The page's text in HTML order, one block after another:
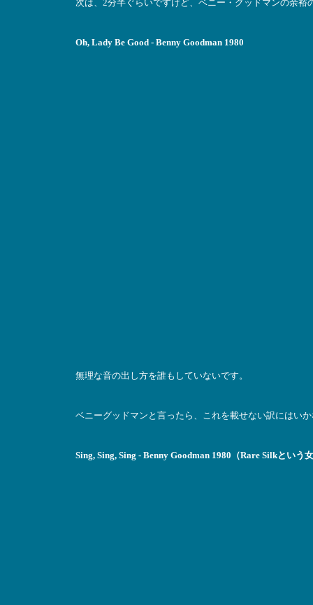
次は、2分半ぐらいですけど、ベニー・グッドマンの余裕
Oh, Lady Be Good - Benny Goodman 1980
無理な音の出し方を誰もしていないです。
ベニーグッドマンと言ったら、これを載せない訳にはい
Sing, Sing, Sing - Benny Goodman 1980（Rare Silkとい